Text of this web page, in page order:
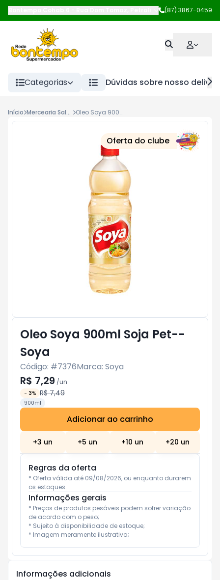
Petrolina-PE
(87) 3867-0459
Categorias Dúvidas sobre nosso
Início Mercearia Salgada Oleo Soya 900ml Soja Pet--Soya
Oferta do clube
Oleo Soya 900ml Soja Pet--
Soya
Código: #7376Marca: Soya
R$ 7,29 /un
- 3% R$ 7,49
900ml
Adicionar ao carrinho
+3 un +5 un +10 un +20 un
Regras da oferta
* Oferta válida até 09/08/2026, ou enquanto durarem
os estoques.
Informações gerais
* Preços de produtos pesáveis podem sofrer variação
de acordo com o peso;
* Sujeito à disponibilidade de estoque;
* Imagem meramente ilustrativa;
Informações adicionais